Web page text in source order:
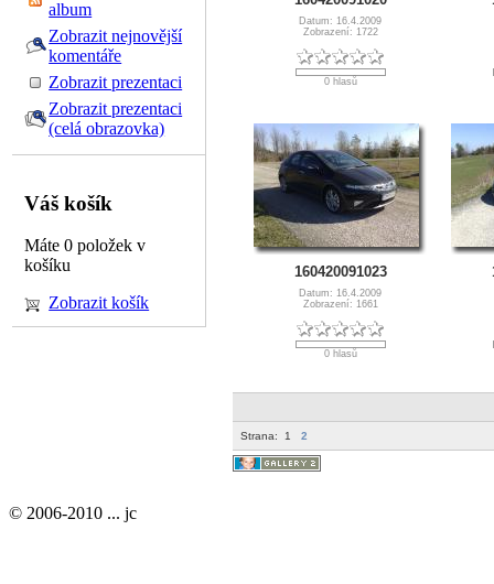
album
Zobrazit nejnovější
komentáře
Zobrazit prezentaci
Zobrazit prezentaci
(celá obrazovka)
Váš košík
Máte 0 položek v
košíku
Zobrazit košík
Datum: 16.4.2009
Zobrazení: 1722
0 hlasů
160420091023
Datum: 16.4.2009
Zobrazení: 1661
0 hlasů
Strana: 1 2
© 2006-2010 ... jc